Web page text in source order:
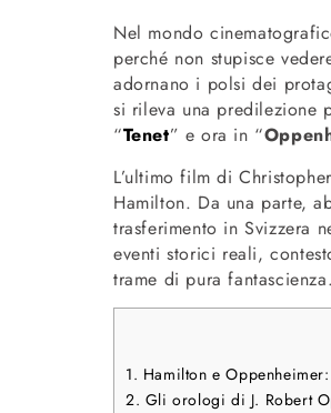
Nel mondo
perché non stupisce
adornano i polsi dei
si rileva una predilezione
“Tenet” e ora in “
L’ultimo film di
Hamilton. Da una parte,
trasferimento in Svizzera
eventi storici reali,
trame di pura fantascienza.
1. Hamilton e
2. Gli orologi di J. Robert